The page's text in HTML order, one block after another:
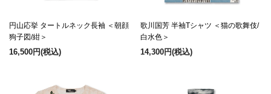
円山応挙 タートルネック長袖 ＜朝顔
狗子図/紺＞
16,500円(税込)
歌川国芳 半袖Tシャツ ＜猫の歌舞伎/
白水色＞
14,300円(税込)